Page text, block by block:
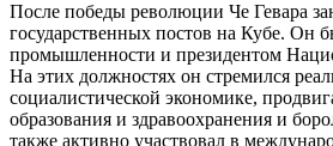
После победы революции Че Гевара
государственных постов на Кубе. Он
промышленности и президентом
На этих должностях он стремился
социалистической экономике,
образования и здравоохранения и
также активно участвовал в